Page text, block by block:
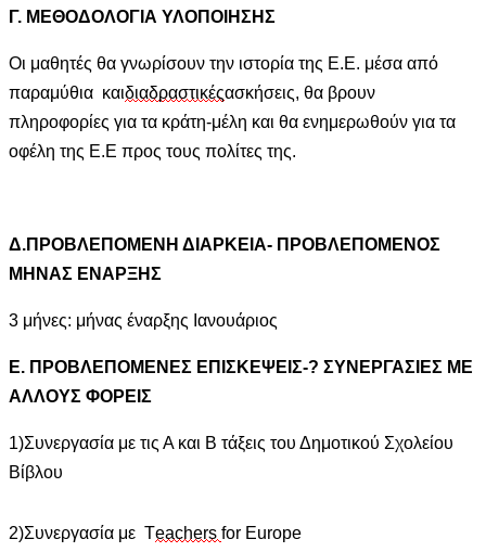
Γ. ΜΕΘΟΔΟΛΟΓΙΑ ΥΛΟΠΟΙΗΣΗΣ
Οι μαθητές θα γνωρίσουν την ιστορία της Ε.Ε. μέσα από
παραμύθια καιδιαδραστικέςασκήσεις, θα βρουν
πληροφορίες για τα κράτη-μέλη και θα ενημερωθούν για τα
οφέλη της Ε.Ε προς τους πολίτες της.
Δ.ΠΡΟΒΛΕΠΟΜΕΝΗ ΔΙΑΡΚΕΙΑ- ΠΡΟΒΛΕΠΟΜΕΝΟΣ
ΜΗΝΑΣ ΕΝΑΡΞΗΣ
3 μήνες: μήνας έναρξης Ιανουάριος
Ε. ΠΡΟΒΛΕΠΟΜΕΝΕΣ ΕΠΙΣΚΕΨΕΙΣ-? ΣΥΝΕΡΓΑΣΙΕΣ ΜΕ
ΑΛΛΟΥΣ ΦΟΡΕΙΣ
1)Συνεργασία με τις Α και Β τάξεις του Δημοτικού Σχολείου
Βίβλου
2)Συνεργασία με Τeachers for Europe